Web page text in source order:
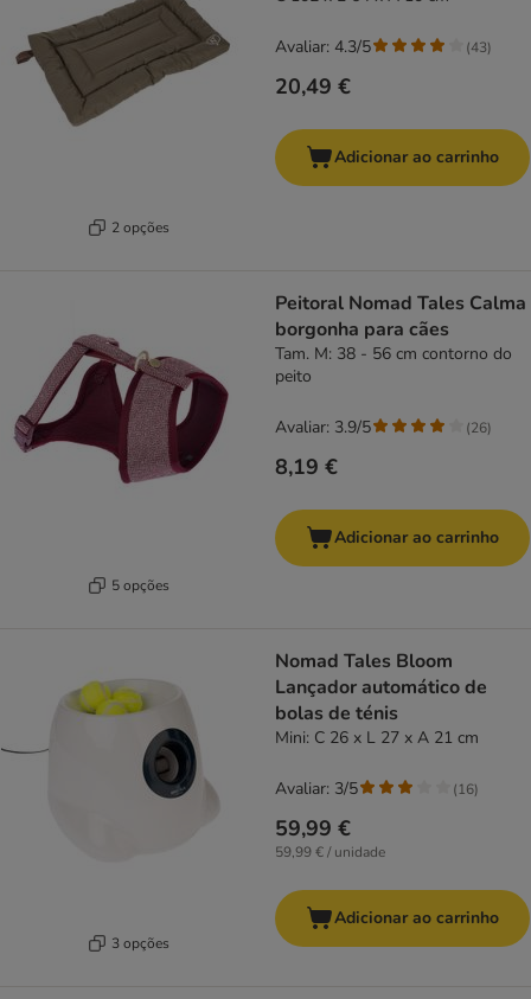
2 opções
20,49 €
Avaliar: 4.3/5 (43)
Adicionar ao carrinho
5 opções
Peitoral Nomad Tales Calma
borgonha para cães
Tam. M: 38 - 56 cm contorno do
peito
8,19 €
Avaliar: 3.9/5 (26)
Adicionar ao carrinho
3 opções
Nomad Tales Bloom
Lançador automático de
bolas de ténis
Mini: C 26 x L 27 x A 21 cm
59,99 €
59,99 € / unidade
Avaliar: 3/5 (16)
Adicionar ao carrinho